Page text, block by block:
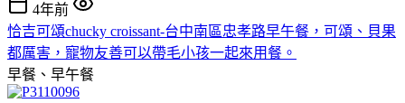
4年前
恰吉可頌chucky croissant-台中南區忠孝路早午餐，可頌、貝果
都厲害，寵物友善可以帶毛小孩一起來用餐。
早餐、早午餐